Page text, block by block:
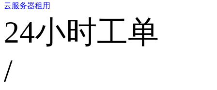
云服务器租用
24小时工单
/